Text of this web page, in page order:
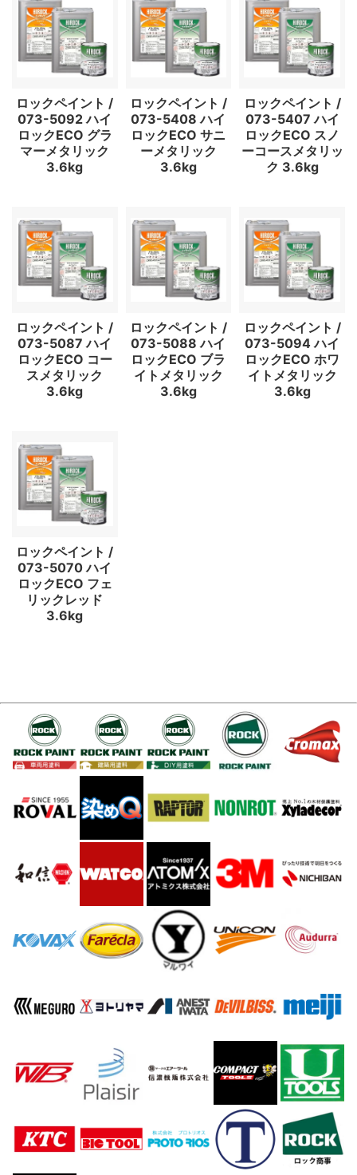
ロックペイント /
073-5092 ハイ
ロックECO グラ
マーメタリック
3.6kg
ロックペイント /
073-5408 ハイ
ロックECO サニ
ーメタリック
3.6kg
ロックペイント /
073-5407 ハイ
ロックECO スノ
ーコースメタリッ
ク 3.6kg
ロックペイント /
073-5087 ハイ
ロックECO コー
スメタリック
3.6kg
ロックペイント /
073-5088 ハイ
ロックECO ブラ
イトメタリック
3.6kg
ロックペイント /
073-5094 ハイ
ロックECO ホワ
イトメタリック
3.6kg
ロックペイント /
073-5070 ハイ
ロックECO フェ
リックレッド
3.6kg